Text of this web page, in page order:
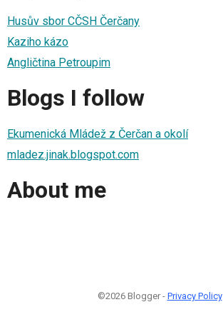
Husův sbor CČSH Čerčany
Kaziho kázo
Angličtina Petroupim
Blogs I follow
Ekumenická Mládež z Čerčan a okolí
mladez.jinak.blogspot.com
About me
©2026 Blogger - Privacy Policy